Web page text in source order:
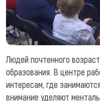
Людей почтенного
образования. В центре
интересам, где
внимание уделяют